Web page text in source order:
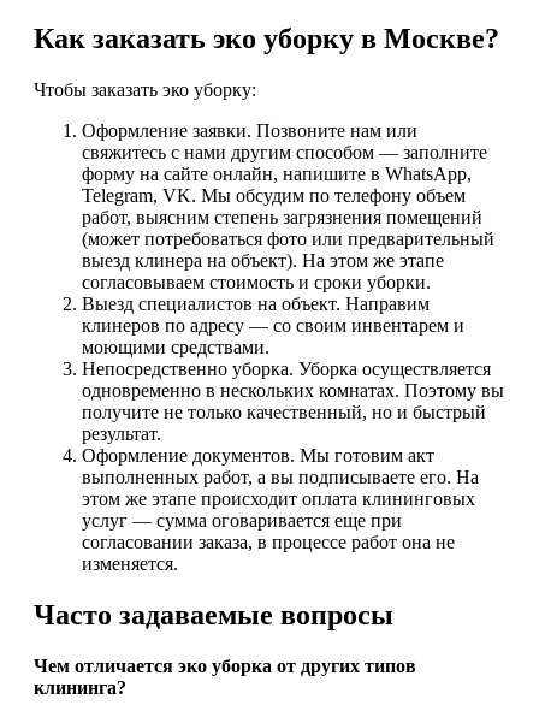
Как заказать эко уборку в Москве?
Чтобы заказать эко уборку:
Оформление заявки. Позвоните нам или
свяжитесь с нами другим способом — заполните
форму на сайте онлайн, напишите в WhatsApp,
Telegram, VK. Мы обсудим по телефону объем
работ, выясним степень загрязнения помещений
(может потребоваться фото или предварительный
выезд клинера на объект). На этом же этапе
согласовываем стоимость и сроки уборки.
Выезд специалистов на объект. Направим
клинеров по адресу — со своим инвентарем и
моющими средствами.
Непосредственно уборка. Уборка осуществляется
одновременно в нескольких комнатах. Поэтому вы
получите не только качественный, но и быстрый
результат.
Оформление документов. Мы готовим акт
выполненных работ, а вы подписываете его. На
этом же этапе происходит оплата клининговых
услуг — сумма оговаривается еще при
согласовании заказа, в процессе работ она не
изменяется.
Часто задаваемые вопросы
Чем отличается эко уборка от других типов
клининга?